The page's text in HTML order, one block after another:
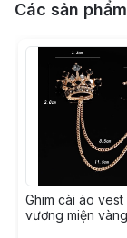
Các sản
Ghim cài áo vest
vương miện